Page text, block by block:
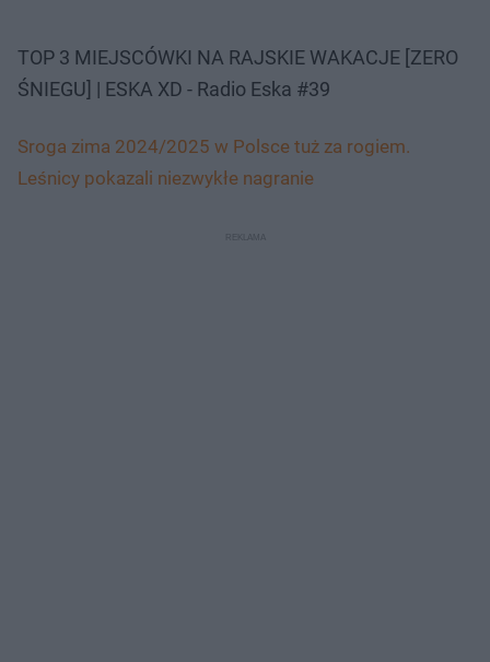
TOP 3 MIEJSCÓWKI NA RAJSKIE WAKACJE [ZERO
ŚNIEGU] | ESKA XD - Radio Eska #39
Sroga zima 2024/2025 w Polsce tuż za rogiem.
Leśnicy pokazali niezwykłe nagranie